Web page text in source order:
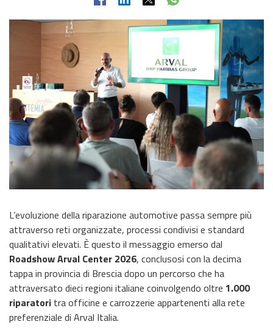
L’evoluzione della riparazione automotive passa sempre più
attraverso reti organizzate, processi condivisi e standard
qualitativi elevati. È questo il messaggio emerso dal
Roadshow Arval Center 2026, conclusosi con la decima
tappa in provincia di Brescia dopo un percorso che ha
attraversato dieci regioni italiane coinvolgendo oltre 1.000
riparatori tra officine e carrozzerie appartenenti alla rete
preferenziale di Arval Italia.